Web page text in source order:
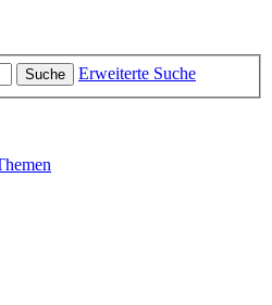
Suche Erweiterte Suche